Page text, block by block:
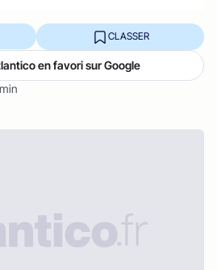
CLASSER
en favori sur Google